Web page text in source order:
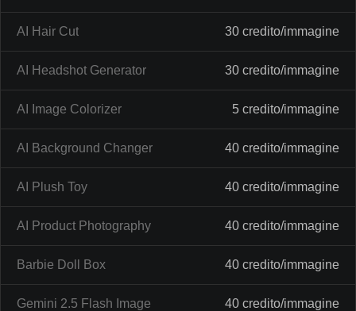
AI Hair Cut 30 credito/immagine
AI Headshot Generator 30 credito/immagine
AI Image Colorizer 5 credito/immagine
AI Background Changer 40 credito/immagine
AI Plush Toy 40 credito/immagine
AI Product Photography 40 credito/immagine
Barbie Doll Box 40 credito/immagine
Gemini 2.5 Flash Image 40 credito/immagine